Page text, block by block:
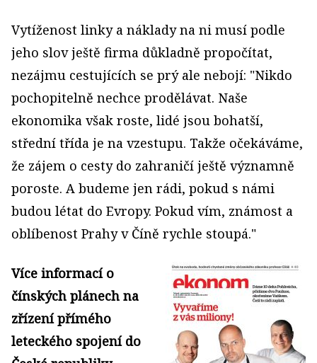
Vytíženost linky a náklady na ni musí podle
jeho slov ještě firma důkladně propočítat,
nezájmu cestujících se prý ale nebojí: "Nikdo
pochopitelně nechce prodělávat. Naše
ekonomika však roste, lidé jsou bohatší,
střední třída je na vzestupu. Takže očekáváme,
že zájem o cesty do zahraničí ještě významně
poroste. A budeme jen rádi, pokud s námi
budou létat do Evropy. Pokud vím, známost a
oblíbenost Prahy v Číně rychle stoupá."
Více informací o
čínských plánech na
zřízení přímého
leteckého spojení do